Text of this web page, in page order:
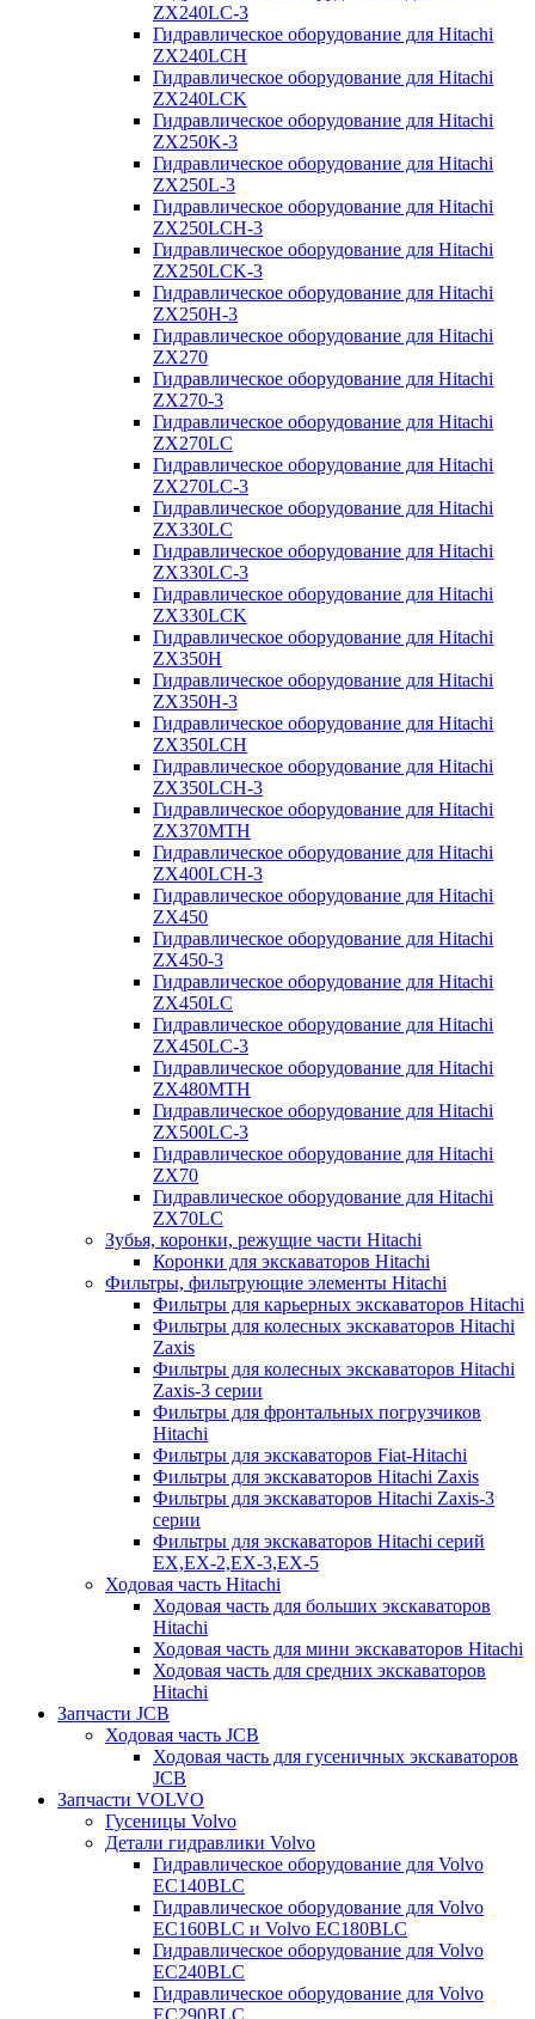
ZX240LC-3
Гидравлическое оборудование для Hitachi
ZX240LCH
Гидравлическое оборудование для Hitachi
ZX240LCK
Гидравлическое оборудование для Hitachi
ZX250K-3
Гидравлическое оборудование для Hitachi
ZX250L-3
Гидравлическое оборудование для Hitachi
ZX250LCH-3
Гидравлическое оборудование для Hitachi
ZX250LCK-3
Гидравлическое оборудование для Hitachi
ZX250Н-3
Гидравлическое оборудование для Hitachi
ZX270
Гидравлическое оборудование для Hitachi
ZX270-3
Гидравлическое оборудование для Hitachi
ZX270LC
Гидравлическое оборудование для Hitachi
ZX270LC-3
Гидравлическое оборудование для Hitachi
ZX330LC
Гидравлическое оборудование для Hitachi
ZX330LC-3
Гидравлическое оборудование для Hitachi
ZX330LCK
Гидравлическое оборудование для Hitachi
ZX350H
Гидравлическое оборудование для Hitachi
ZX350H-3
Гидравлическое оборудование для Hitachi
ZX350LCH
Гидравлическое оборудование для Hitachi
ZX350LCH-3
Гидравлическое оборудование для Hitachi
ZX370MTH
Гидравлическое оборудование для Hitachi
ZX400LCH-3
Гидравлическое оборудование для Hitachi
ZX450
Гидравлическое оборудование для Hitachi
ZX450-3
Гидравлическое оборудование для Hitachi
ZX450LC
Гидравлическое оборудование для Hitachi
ZX450LC-3
Гидравлическое оборудование для Hitachi
ZX480MTH
Гидравлическое оборудование для Hitachi
ZX500LC-3
Гидравлическое оборудование для Hitachi
ZX70
Гидравлическое оборудование для Hitachi
ZX70LC
Зубья, коронки, режущие части Hitachi
Коронки для экскаваторов Hitachi
Фильтры, фильтрующие элементы Hitachi
Фильтры для карьерных экскаваторов Hitachi
Фильтры для колесных экскаваторов Hitachi
Zaxis
Фильтры для колесных экскаваторов Hitachi
Zaxis-3 серии
Фильтры для фронтальных погрузчиков
Hitachi
Фильтры для экскаваторов Fiat-Hitachi
Фильтры для экскаваторов Hitachi Zaxis
Фильтры для экскаваторов Hitachi Zaxis-3
серии
Фильтры для экскаваторов Hitachi серий
EX,EX-2,EX-3,EX-5
Ходовая часть Hitachi
Ходовая часть для больших экскаваторов
Hitachi
Ходовая часть для мини экскаваторов Hitachi
Ходовая часть для средних экскаваторов
Hitachi
Запчасти JCB
Ходовая часть JCB
Ходовая часть для гусеничных экскаваторов
JCB
Запчасти VOLVO
Гусеницы Volvo
Детали гидравлики Volvo
Гидравлическое оборудование для Volvo
EC140BLC
Гидравлическое оборудование для Volvo
EC160BLC и Volvo EC180BLC
Гидравлическое оборудование для Volvo
EC240BLC
Гидравлическое оборудование для Volvo
EC290BLC